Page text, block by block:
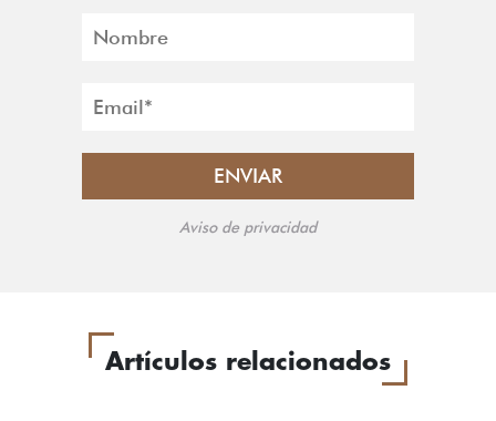
Aviso de privacidad
Artículos relacionados